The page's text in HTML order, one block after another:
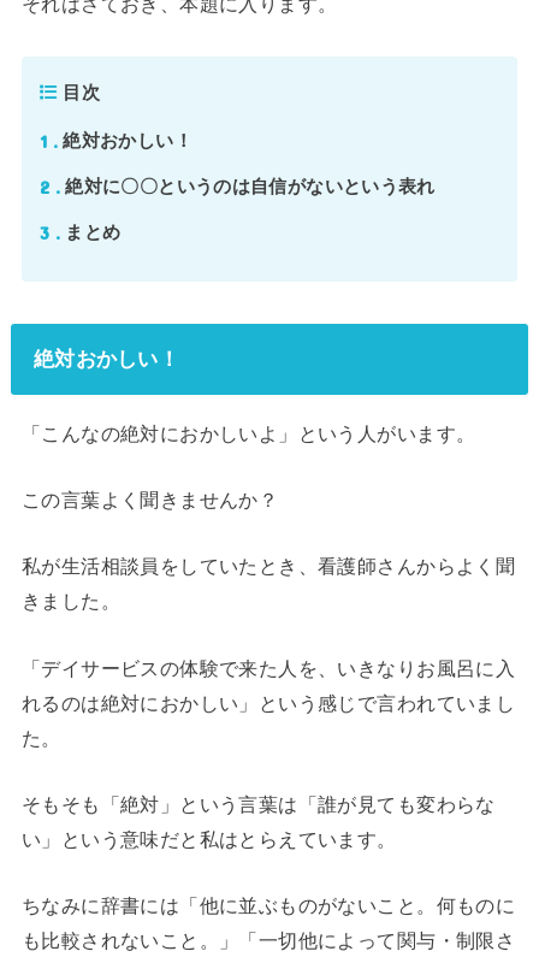
目次
1 絶対おかしい！
2 絶対に〇〇というのは自信がないという表れ
3 まとめ
絶対おかしい！
「こんなの絶対におかしいよ」という人がいます。
この言葉よく聞きませんか？
私が生活相談員をしていたとき、看護師さんからよく聞
きました。
「デイサービスの体験で来た人を、いきなりお風呂に入
れるのは絶対におかしい」という感じで言われていまし
た。
そもそも「絶対」という言葉は「誰が見ても変わらな
い」という意味だと私はとらえています。
ちなみに辞書には「他に並ぶものがないこと。何ものに
も比較されないこと。」「一切他によって関与・制限さ